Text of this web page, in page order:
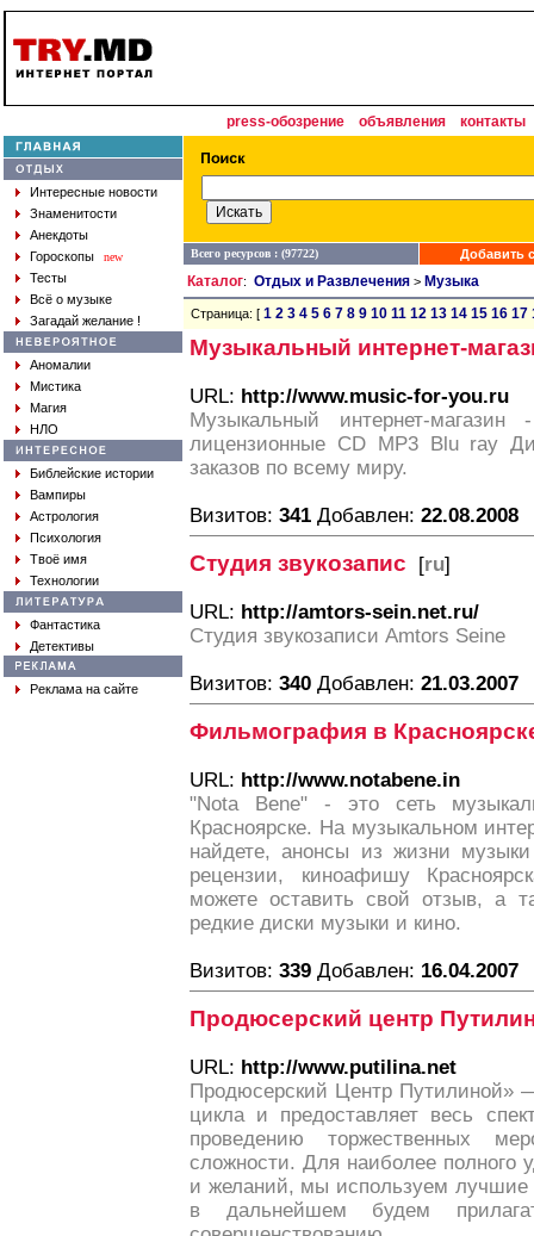
press-обозрение объявления контакты
Интересные новости
Знаменитости
Анекдоты
Гороскопы
new
Тесты
Всё о музыке
Загадай желание !
Аномалии
Мистика
Магия
НЛО
Библейские истории
Вампиры
Астрология
Психология
Твоё имя
Технологии
Фантастика
Детективы
Реклама на сайте
Всего ресурсов : (97722) Добавить
Каталог: Отдых и Развлечения > Музыка
Страница: [ 1 2 3 4 5 6 7 8 9 10 11 12 13 14 15 16 17
Музыкальный интернет-
URL: http://www.music-for-you.ru
Музыкальный интернет-магазин
лицензионные CD MP3 Blu ray
заказов по всему миру.
Визитов: 341 Добавлен: 22.08.2008
Студия звукозапис [ru]
URL: http://amtors-sein.net.ru/
Студия звукозаписи Amtors Seine
Визитов: 340 Добавлен: 21.03.2007
Фильмография в
URL: http://www.notabene.in
"Nota Bene" - это сеть
Красноярске. На музыкальном
найдете, анонсы из жизни
рецензии, киноафишу
можете оставить свой отзыв, а
редкие диски музыки и кино.
Визитов: 339 Добавлен: 16.04.2007
Продюсерский центр
URL: http://www.putilina.net
Продюсерский Центр Путилиной»
цикла и предоставляет весь
проведению торжественных
сложности. Для наиболее полного
и желаний, мы используем лучшие
в дальнейшем будем